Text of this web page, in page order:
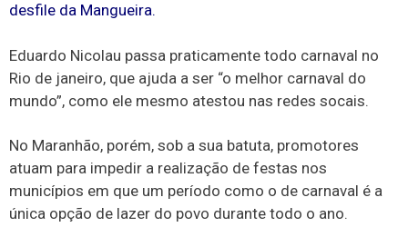
desfile da Mangueira.
Eduardo Nicolau passa praticamente todo carnaval no
Rio de janeiro, que ajuda a ser “o melhor carnaval do
mundo”, como ele mesmo atestou nas redes socais.
No Maranhão, porém, sob a sua batuta, promotores
atuam para impedir a realização de festas nos
municípios em que um período como o de carnaval é a
única opção de lazer do povo durante todo o ano.